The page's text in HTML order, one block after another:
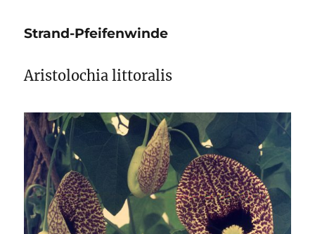
Strand-Pfeifenwinde
Aristolochia littoralis